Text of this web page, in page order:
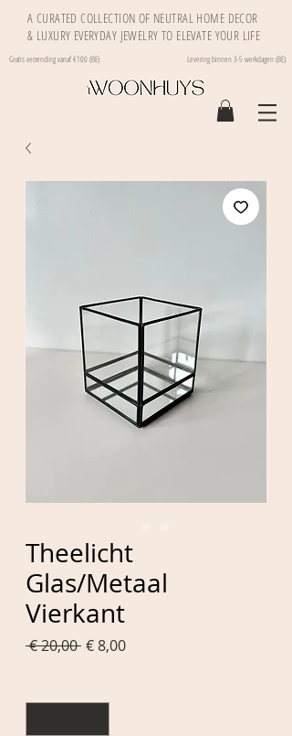
A CURATED COLLECTION OF NEUTRAL HOME DECOR
& LUXURY EVERYDAY JEWELRY TO ELEVATE YOUR LIFE
Gratis verzending vanaf €100 (BE) Levering binnen 3-5 werkdagen (BE)
Theelicht
Glas/Metaal
Vierkant
€ 20,00 Normale
€ 8,00Verkoopprijs